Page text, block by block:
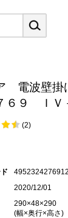
電波壁
６９ ＩＶ
(2)
4952324276912
2020/12/01
290×48×290
(幅×奥行×高さ)